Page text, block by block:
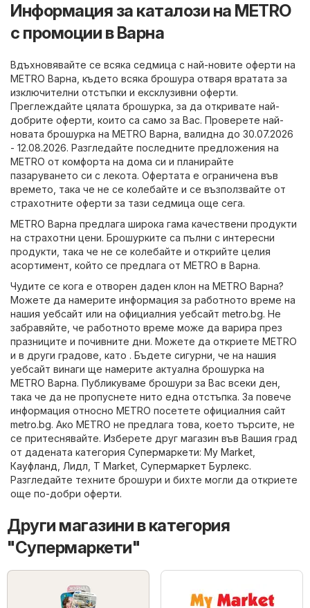
Информация за каталози на METRO
с промоции в Варна
Вдъхновявайте се всяка седмица с най-новите оферти на
METRO Варна, където всяка брошура отваря вратата за
изключителни отстъпки и ексклузивни оферти.
Преглеждайте цялата брошурка, за да откривате най-
добрите оферти, които са само за Вас. Проверете най-
новата брошурка на METRO Варна, валидна до 30.07.2026
- 12.08.2026. Разгледайте последните предложения на
METRO от комфорта на дома си и планирайте
пазаруването си с лекота. Офертата е ограничена във
времето, така че не се колебайте и се възползвайте от
страхотните оферти за тази седмица още сега.
METRO Варна предлага широка гама качествени продукти
на страхотни цени. Брошурките са пълни с интересни
продукти, така че не се колебайте и открийте целия
асортимент, който се предлага от METRO в Варна.
Чудите се кога е отворен даден клон на METRO Варна?
Можете да намерите информация за работното време на
нашия уебсайт или на официалния уебсайт metro.bg. Не
забравяйте, че работното време може да варира през
празниците и почивните дни. Можете да откриете METRO
и в други градове, като . Бъдете сигурни, че на нашия
уебсайт винаги ще намерите актуална брошурка на
METRO Варна. Публикуваме брошури за Вас всеки ден,
така че да не пропуснете нито една отстъпка. За повече
информация относно METRO посетете официалния сайт
metro.bg. Ако METRO не предлага това, което търсите, не
се притеснявайте. Изберете друг магазин във Вашия град
от дадената категория Супермаркети: My Market
Кауфланд Лидл T Market Супермаркет Бурлекс.
Разгледайте техните брошури и бихте могли да откриете
още по-добри оферти.
Други магазини в категория
"Супермаркети"